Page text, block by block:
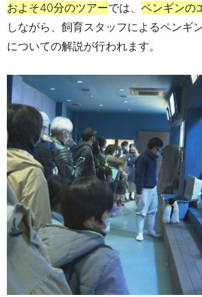
およそ40分のツアーでは、 ペンギンの
しながら、飼育スタッフによるペンギ
についての解説が行われます。